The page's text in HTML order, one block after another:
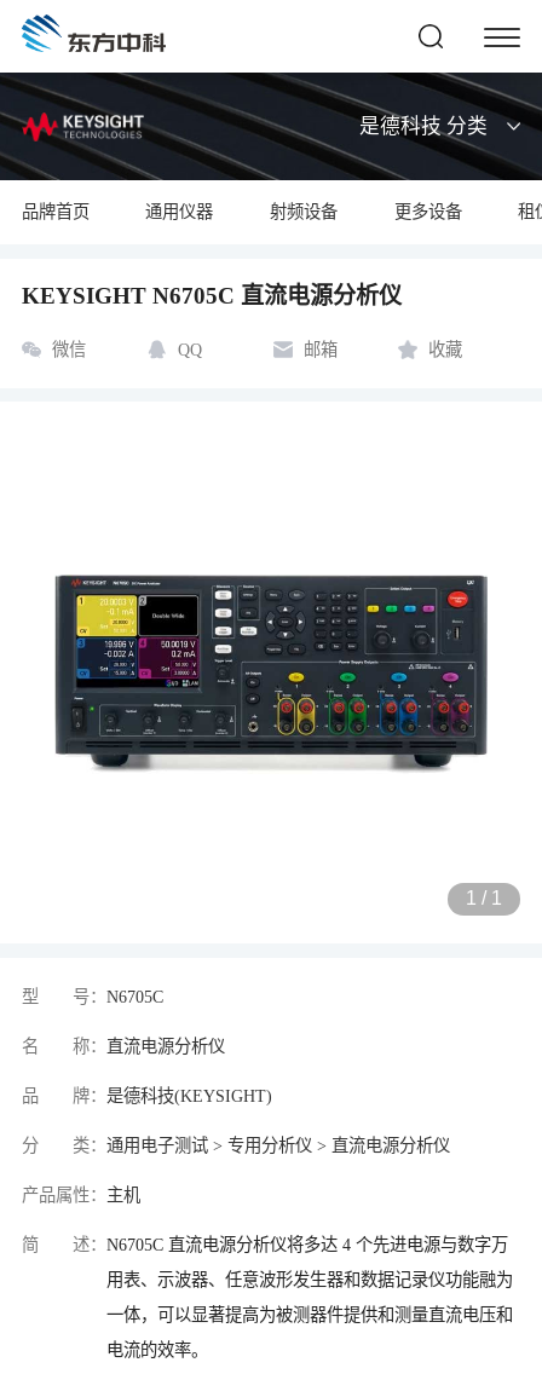
是德科技 分类
品牌首页 通用仪器 射频设备 更多设备 租
KEYSIGHT N6705C 直流电源分析仪
微信 QQ 邮箱 收藏
1 / 1
型 号： N6705C
名 称： 直流电源分析仪
品 牌： 是德科技(KEYSIGHT)
分 类： 通用电子测试 > 专用分析仪 > 直流电源分析仪
产品属性： 主机
简 述： N6705C 直流电源分析仪将多达 4 个先进电源与数字万
用表、示波器、任意波形发生器和数据记录仪功能融为
一体，可以显著提高为被测器件提供和测量直流电压和
电流的效率。